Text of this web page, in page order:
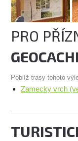
PRO
Poblíž trasy tohoto
Zamecky vrch